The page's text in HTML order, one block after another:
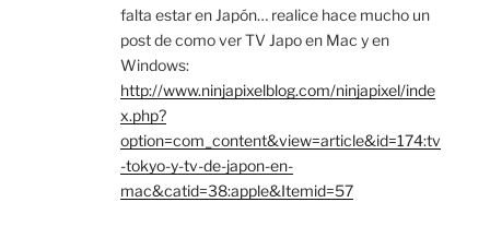
falta estar en Japón… realice hace mucho un
post de como ver TV Japo en Mac y en
Windows:
http://www.ninjapixelblog.com/ninjapixel/inde
x.php?
option=com_content&view=article&id=174:tv
-tokyo-y-tv-de-japon-en-
mac&catid=38:apple&Itemid=57